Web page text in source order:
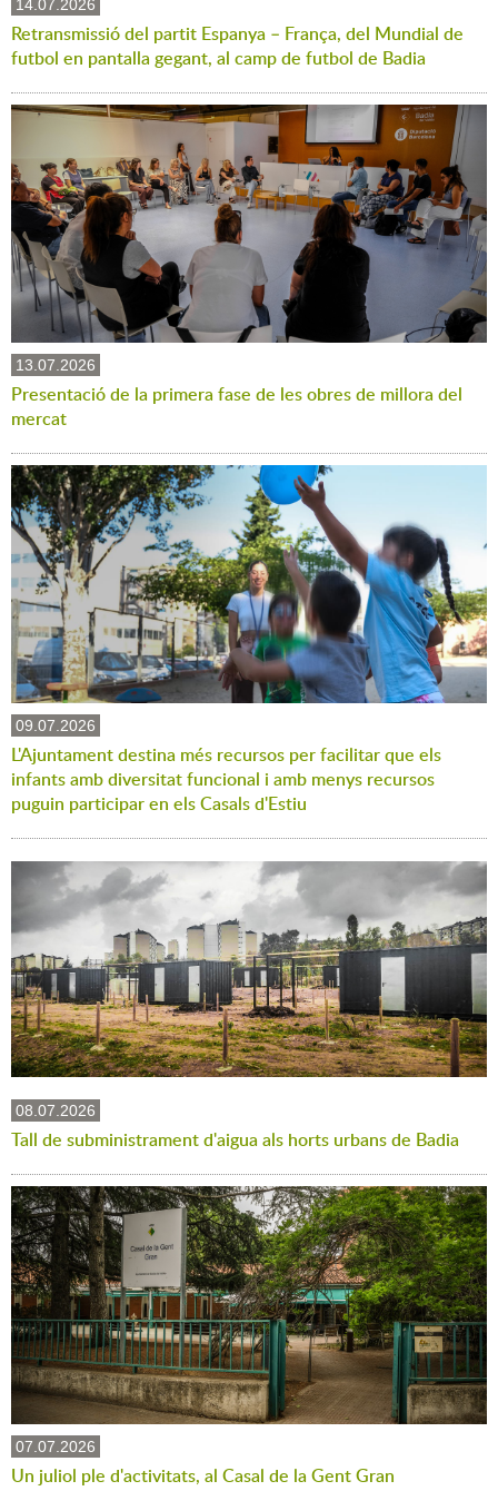
14.07.2026
Retransmissió del partit Espanya – França, del Mundial de
futbol en pantalla gegant, al camp de futbol de Badia
13.07.2026
Presentació de la primera fase de les obres de millora del
mercat
09.07.2026
L'Ajuntament destina més recursos per facilitar que els
infants amb diversitat funcional i amb menys recursos
puguin participar en els Casals d'Estiu
08.07.2026
Tall de subministrament d'aigua als horts urbans de Badia
07.07.2026
Un juliol ple d'activitats, al Casal de la Gent Gran